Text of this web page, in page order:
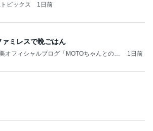
ピックス 1日前
ァミレスで晩ごはん
オフィシャルブログ「MOTOちゃんとのは
1日前